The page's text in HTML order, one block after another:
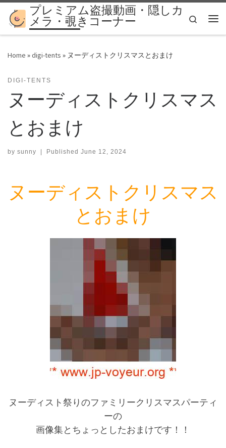
Skip to content
プレミアム盗撮動画・隠しカ
メラ・覗きコーナー
Search
Home »digi-tents » ヌーディストクリスマスとおまけ
DIGI-TENTS
ヌーディストクリスマス
とおまけ
by sunny Published June 12, 2024
ヌーディストクリスマス
とおまけ
ヌーディスト祭りのファミリークリスマスパーティ
ーの
画像集とちょっとしたおまけです！！